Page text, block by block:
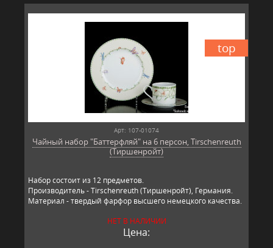
top
Арт: 107-01074
Чайный набор "Баттерфляй" на 6 персон, Tirschenreuth
(Тиршенройт)
Набор состоит из 12 предметов.
Производитель - Tirschenreuth (Тиршенройт), Германия.
Материал - твердый фарфор высшего немецкого качества.
НЕТ В НАЛИЧИИ
Цена: